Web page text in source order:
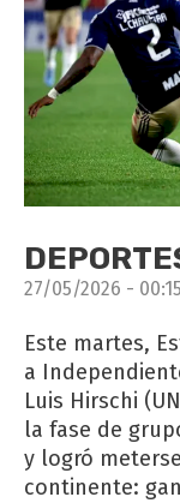
27/05/2026 -
Este martes,
a
Luis Hirschi
la fase de
y logró
continente: